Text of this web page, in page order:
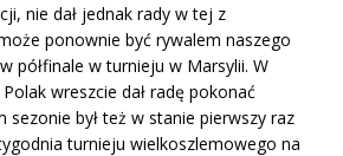
nie dał jednak rady w tej z
ponownie być rywalem naszego
półfinale w turnieju w Marsylii. W
wreszcie dał radę pokonać
sezonie był też w stanie pierwszy raz
turnieju wielkoszlemowego na